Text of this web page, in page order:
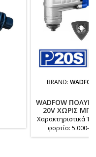
BRAND:
WADFOW
20V ΧΩΡΙΣ
Χαρακτηριστικά
φορτίο:
ταλάντωσης: 3,2°